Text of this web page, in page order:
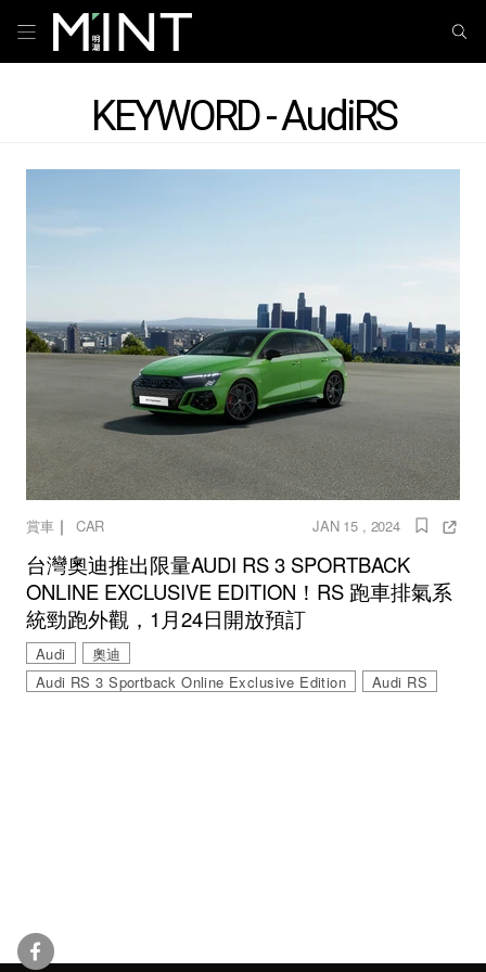
KEYWORD - AudiRS
賞車｜ CAR JAN 15 , 2024
台灣奧迪推出限量AUDI RS 3 SPORTBACK
ONLINE EXCLUSIVE EDITION！RS 跑車排氣系
統勁跑外觀，1月24日開放預訂
Audi
奧迪
Audi RS 3 Sportback Online Exclusive Edition
Audi RS